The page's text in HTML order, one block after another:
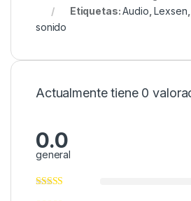
Etiquetas:Audio ,Lexsen
sonido
Actualmente tiene 0
0.0
general